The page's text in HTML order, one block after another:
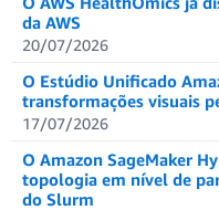
da AWS
20/07/2026
O Estúdio Unificado
transformações visuais
17/07/2026
O Amazon SageMaker
topologia em nível de
do Slurm